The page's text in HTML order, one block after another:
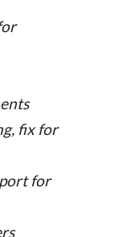
fix for
for